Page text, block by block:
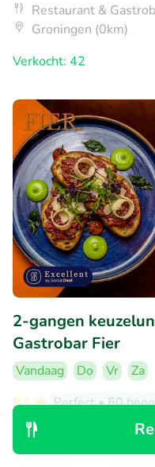
Restaurant &
Groningen (0km)
Verkocht: 42
2-gangen
Gastrobar Fier
Vandaag Do Vr
Za
9.6
Perfect• 60
Restaurant &
Groningen (0km)